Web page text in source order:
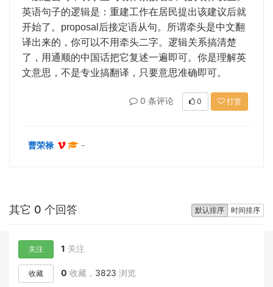
英语句子的逻辑是：重建工作在居民提出该建议后就
开始了。 proposal 后接定语从句。所谓牵头是中文翻
译出来的，你可以不用牵头二字。逻辑关系搞清楚
了，用通顺的中国话把它复述一遍即可。你是理解英
文意思，不是专业搞翻译，只要意思准确即可。
0 条评论 0 打赏
曹荣禄 -
默认排序 时间排序
其它 0 个回答
关注 1 关注
收藏 0 收藏， 3823 浏览